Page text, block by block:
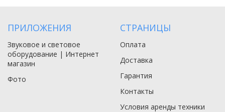
ПРИЛОЖЕНИЯ
Звуковое и световое
оборудование | Интернет
магазин
Фото
СТРАНИЦЫ
Оплата
Доставка
Гарантия
Контакты
Условия аренды техники